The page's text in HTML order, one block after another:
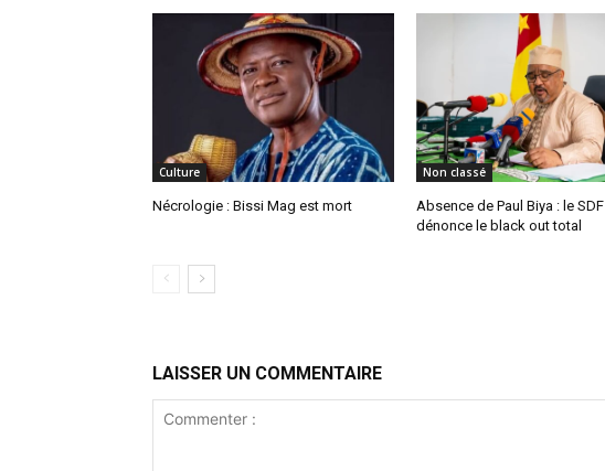
Culture
Nécrologie : Bissi Mag est mort
Non classé
Absence de Paul Biya : le SDF
dénonce le black out total
LAISSER UN COMMENTAIRE